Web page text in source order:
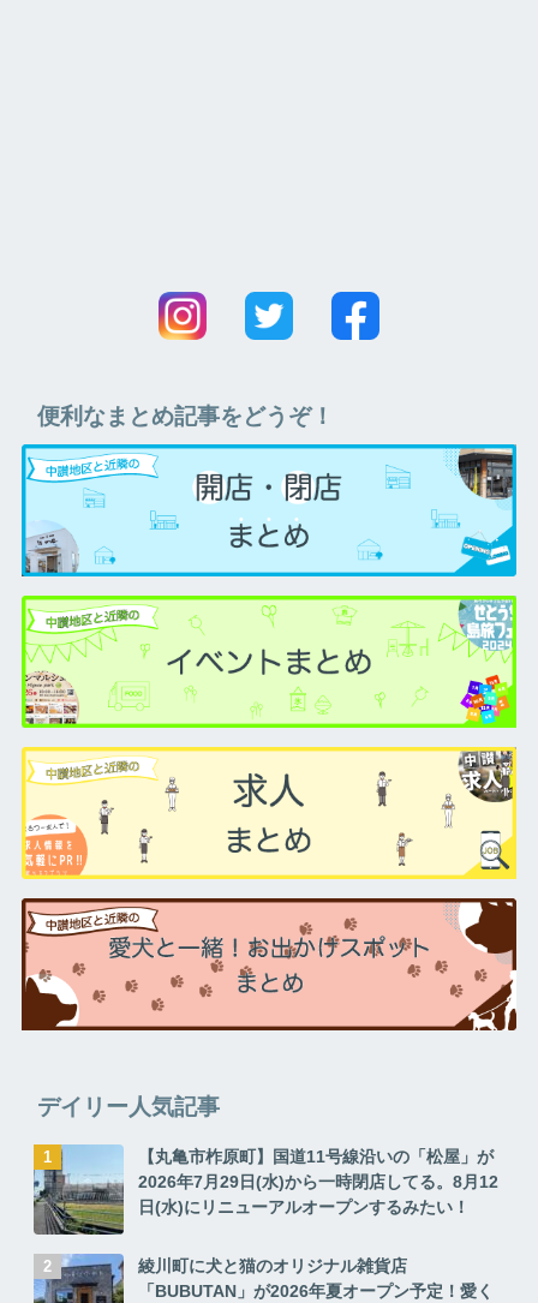
便利なまとめ記事をどうぞ！
デイリー人気記事
【丸亀市柞原町】国道11号線沿いの「松屋」が
2026年7月29日(水)から一時閉店してる。8月12
日(水)にリニューアルオープンするみたい！
綾川町に犬と猫のオリジナル雑貨店
「BUBUTAN」が2026年夏オープン予定！愛く